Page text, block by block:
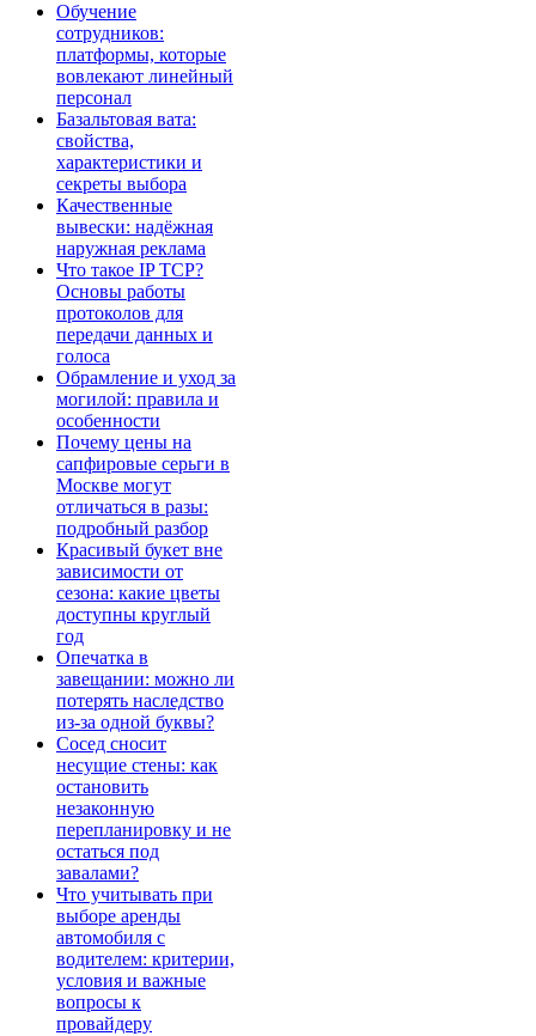
Обучение
сотрудников:
платформы, которые
вовлекают линейный
персонал
Базальтовая вата:
свойства,
характеристики и
секреты выбора
Качественные
вывески: надёжная
наружная реклама
Что такое IP TCP?
Основы работы
протоколов для
передачи данных и
голоса
Обрамление и уход за
могилой: правила и
особенности
Почему цены на
сапфировые серьги в
Москве могут
отличаться в разы:
подробный разбор
Красивый букет вне
зависимости от
сезона: какие цветы
доступны круглый
год
Опечатка в
завещании: можно ли
потерять наследство
из-за одной буквы?
Сосед сносит
несущие стены: как
остановить
незаконную
перепланировку и не
остаться под
завалами?
Что учитывать при
выборе аренды
автомобиля с
водителем: критерии,
условия и важные
вопросы к
провайдеру